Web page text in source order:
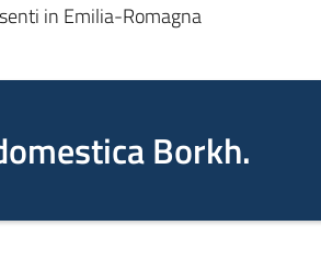
in Emilia-Romagna
Borkh.